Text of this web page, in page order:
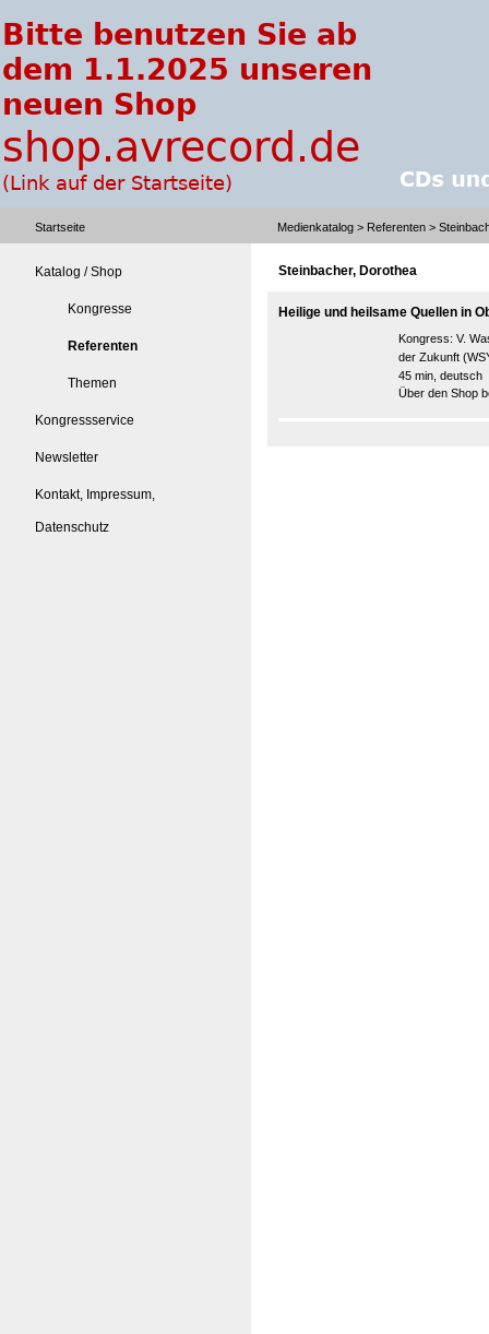
Startseite Medienkatalog > Referenten >
Katalog / Shop
Kongresse
Referenten
Themen
Kongressservice
Newsletter
Kontakt, Impressum,
Datenschutz
Steinbacher, Dorothea
Heilige und heilsame Quellen in
Kongress: V.
der Zukunft
45 min, deutsch
Über den Shop